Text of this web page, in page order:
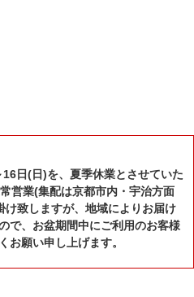
日(日)を、夏季休業とさせていた
営業(集配は京都市内・宇治方面
致しますが、地域によりお届け
で、お盆期間中にご利用のお客様
お願い申し上げます。